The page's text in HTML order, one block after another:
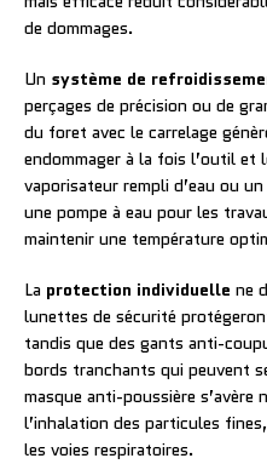
de dommages.
Un système de
perçages de précision ou de
du foret avec le carrelage
endommager à la fois l’outil et
vaporisateur rempli d’eau ou
une pompe à eau pour les
maintenir une température
La protection individuelle ne
lunettes de sécurité
tandis que des gants anti-
bords tranchants qui peuvent
masque anti-poussière s’avère
l’inhalation des particules
les voies respiratoires.